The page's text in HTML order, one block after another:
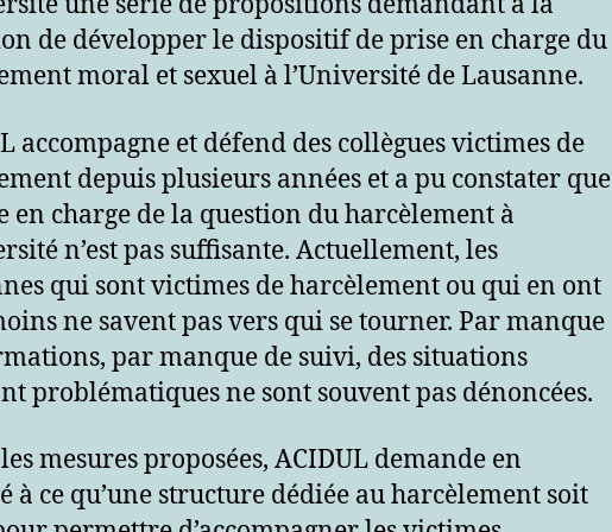
de développer le dispositif de prise en charge du
moral et sexuel à l’Université de Lausanne.
accompagne et défend des collègues victimes de
depuis plusieurs années et a pu constater que
en charge de la question du harcèlement à
n’est pas suffisante. Actuellement, les
qui sont victimes de harcèlement ou qui en ont
ne savent pas vers qui se tourner. Par manque
par manque de suivi, des situations
problématiques ne sont souvent pas dénoncées.
mesures proposées, ACIDUL demande en
à ce qu’une structure dédiée au harcèlement soit